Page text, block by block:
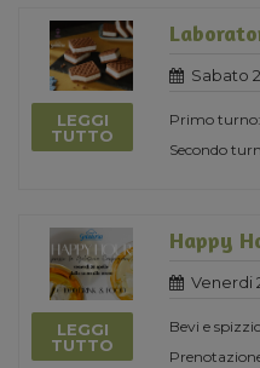
LEGGI
TUTTO
Sabato
Primo
Secondo
LEGGI
TUTTO
Happy
Venerdi
Bevi e